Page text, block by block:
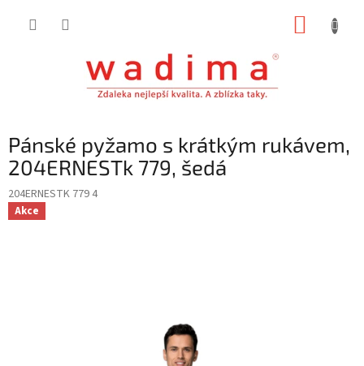
Pánské pyžamo s krátkým rukávem,
204ERNESTk 779, šedá
204ERNESTK 779 4
Akce